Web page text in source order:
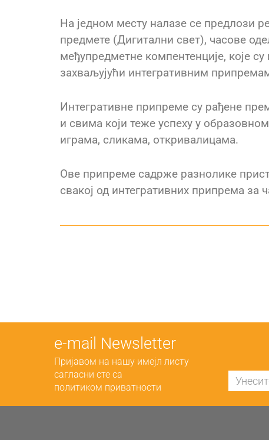
На једном месту налазе се предлози
предмете (Дигитални свет), часове
међупредметне компентенције, које
захваљујући интегративним
Интегративне припреме су рађене
и свима који теже успеху у
играма, сликама, откривалицама.
Ове припреме садрже разнолике
свакој од интегративних припрема
е-mail Newsletter
Пријавом на нашу имејл листу
сагласни сте са
политиком приватности